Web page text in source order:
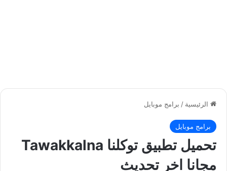
الرئيسية / برامج موبايل
برامج موبايل
تحميل تطبيق توكلنا Tawakkalna
مجانا اخر تحديث